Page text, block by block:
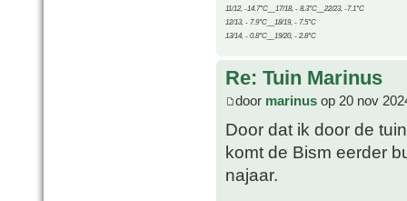
11/12, -14.7°C__17/18, - 8.3°C__22/23, -7.1°C
12/13, - 7.9°C__18/19, - 7.5°C
13/14, - 0.8°C__19/20, - 2.8°C
Re: Tuin Marinus
door marinus op 20 nov
Door dat ik door de
komt de Bism eerder
najaar.